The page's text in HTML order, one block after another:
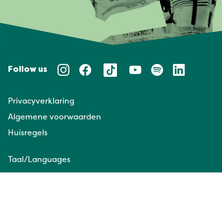
Follow us
Privacyverklaring
Algemene voorwaarden
Huisregels
Taal/Languages